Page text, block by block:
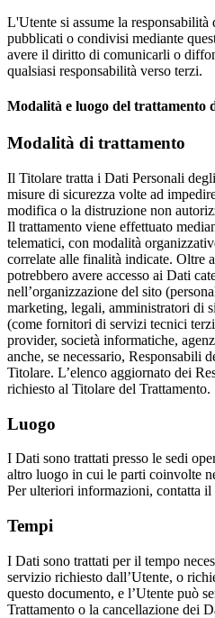
L'Utente si assume la
pubblicati o condivisi mediante
avere il diritto di comunicarli o
qualsiasi responsabilità verso terzi.
Modalità e luogo del trattamento
Modalità di trattamento
Il Titolare tratta i Dati Personali
misure di sicurezza volte ad
modifica o la distruzione non
Il trattamento viene effettuato
telematici, con modalità
correlate alle finalità indicate. Oltre
potrebbero avere accesso ai Dati
nell’organizzazione del sito
marketing, legali, amministratori di
(come fornitori di servizi tecnici
provider, società informatiche,
anche, se necessario, Responsabili
Titolare. L’elenco aggiornato dei
richiesto al Titolare del Trattamento.
Luogo
I Dati sono trattati presso le sedi
altro luogo in cui le parti coinvolte
Per ulteriori informazioni, contatta il
Tempi
I Dati sono trattati per il tempo
servizio richiesto dall’Utente, o
questo documento, e l’Utente può
Trattamento o la cancellazione dei